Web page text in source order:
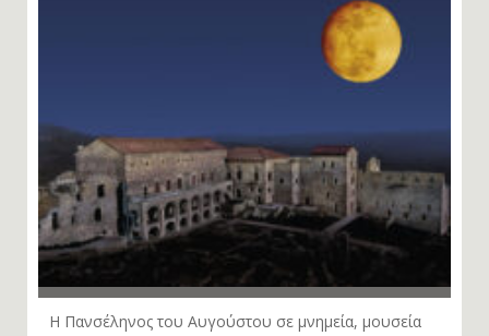
Η Πανσέληνος του Αυγούστου σε μνημεία, μουσεία